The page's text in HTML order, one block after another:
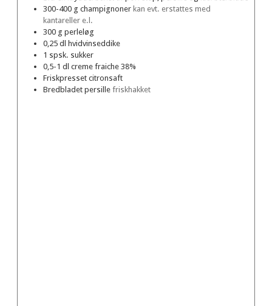
300-400 g champignoner kan evt. erstattes med
kantareller e.l.
300 g perleløg
0,25 dl
hvidvinseddike
1 spsk. sukker
0,5-1 dl creme fraiche 38%
Friskpresset citronsaft
Bredbladet persille friskhakket